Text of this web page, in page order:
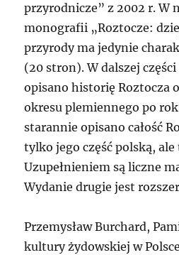
przyrodnicze” z 2002 r. W
monografii „Roztocze:
przyrody ma jedynie
(20 stron). W dalszej
opisano historię Roztocza
okresu plemiennego po rok
starannie opisano całość
tylko jego część polską,
Uzupełnieniem są liczne
Wydanie drugie jest
Przemysław Burchard,
kultury żydowskiej w